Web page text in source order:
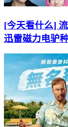
[今天看什么]
迅雷磁力电驴